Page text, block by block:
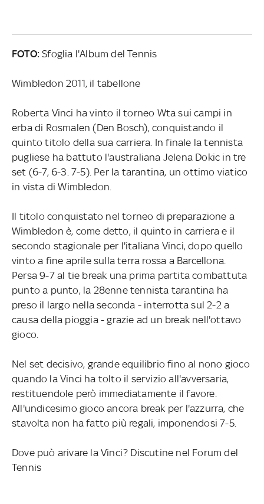
FOTO:Sfoglia l'Album del Tennis
Wimbledon 2011, il tabellone
Roberta Vinci ha vinto il torneo Wta sui campi in
erba di Rosmalen (Den Bosch), conquistando il
quinto titolo della sua carriera. In finale la tennista
pugliese ha battuto l'australiana Jelena Dokic in tre
set (6-7, 6-3. 7-5). Per la tarantina, un ottimo viatico
in vista di Wimbledon.
Il titolo conquistato nel torneo di preparazione a
Wimbledon è, come detto, il quinto in carriera e il
secondo stagionale per l'italiana Vinci, dopo quello
vinto a fine aprile sulla terra rossa a Barcellona.
Persa 9-7 al tie break una prima partita combattuta
punto a punto, la 28enne tennista tarantina ha
preso il largo nella seconda - interrotta sul 2-2 a
causa della pioggia - grazie ad un break nell'ottavo
gioco.
Nel set decisivo, grande equilibrio fino al nono gioco
quando la Vinci ha tolto il servizio all'avversaria,
restituendole però immediatamente il favore.
All'undicesimo gioco ancora break per l'azzurra, che
stavolta non ha fatto più regali, imponendosi 7-5.
Dove può arivare la Vinci? Discutine nel Forum del
Tennis